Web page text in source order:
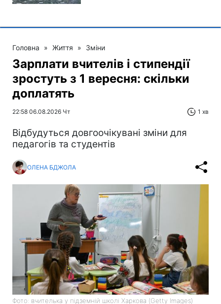
Головна » Життя » Зміни
Зарплати вчителів і стипендії
зростуть з 1 вересня: скільки
доплатять
22:58 06.08.2026 Чт 1 хв
Відбудуться довгоочікувані зміни для
педагогів та студентів
ОЛЕНА БДЖОЛА
Фото: вчителька у підземній школі Харкова (Getty Images)